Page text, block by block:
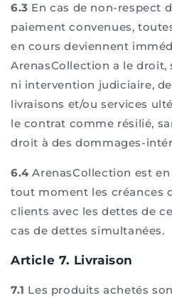
6.3 En cas de non-respect
paiement convenues,
en cours deviennent
ArenasCollection a le droit,
ni intervention judiciaire,
livraisons et/ou services
le contrat comme résilié,
droit à des dommages-
6.4ArenasCollection est
tout moment les créances
clients avec les dettes de
cas de dettes simultanées.
Article 7. Livraison
7.1 Les produits achetés